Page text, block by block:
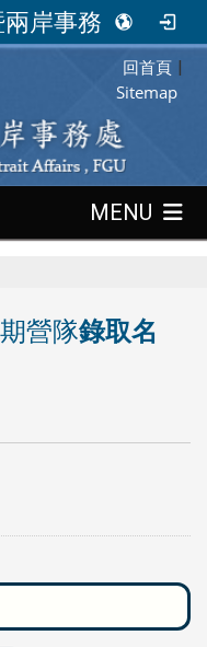
岸事務處
:::
回首頁 |
Sitemap
MENU
營隊錄取名